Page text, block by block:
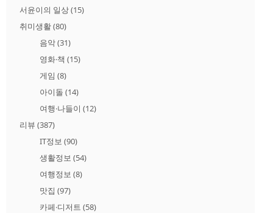
서윤이의 일상(15)
취미생활(80)
음악(31)
영화·책 (15)
게임 (8)
아이돌 (14)
여행·나들이 (12)
리뷰 (387)
IT정보 (90)
생활정보 (54)
여행정보 (8)
맛집 (97)
카페·디저트 (58)